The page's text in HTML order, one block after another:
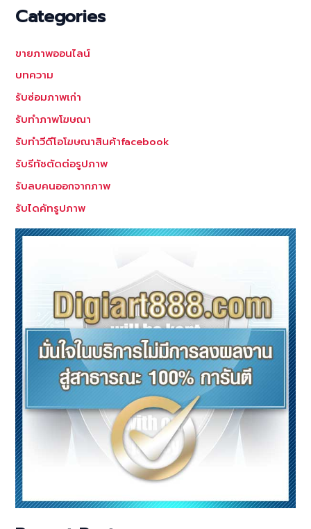
Categories
ขายภาพออนไลน์
บทความ
รับซ่อมภาพเก่า
รับทำภาพโฆษณา
รับทำวีดีโอโฆษณาสินค้าfacebook
รับรีทัชตัดต่อรูปภาพ
รับลบคนออกจากภาพ
รับไดคัทรูปภาพ